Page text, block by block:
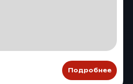
Подробнее